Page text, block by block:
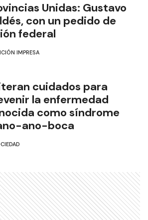
Unidas: Gustavo
con un pedido de
federal
IMPRESA
cuidados para
la enfermedad
como síndrome
ano-boca